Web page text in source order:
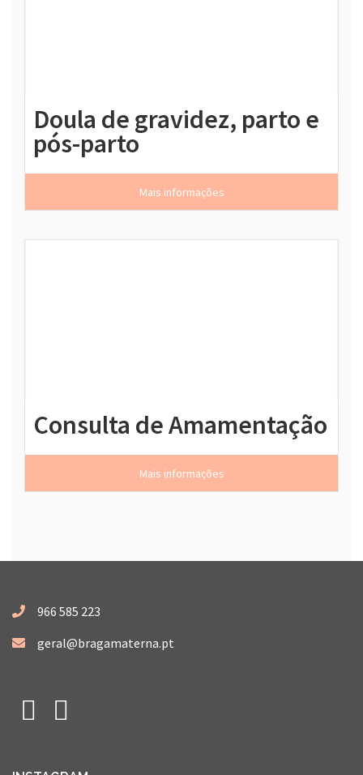
Doula de gravidez, parto e
pós-parto
Mais informações
Consulta de Amamentação
Mais informações
966 585 223
geral@bragamaterna.pt
Facebook